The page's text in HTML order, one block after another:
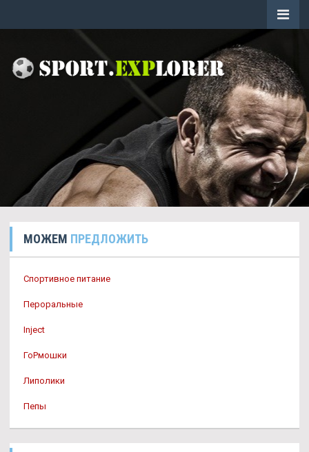
МОЖЕМ ПРЕДЛОЖИТЬ
Спортивное питание
Пероральные
Inject
ГоРмошки
Липолики
Пепы